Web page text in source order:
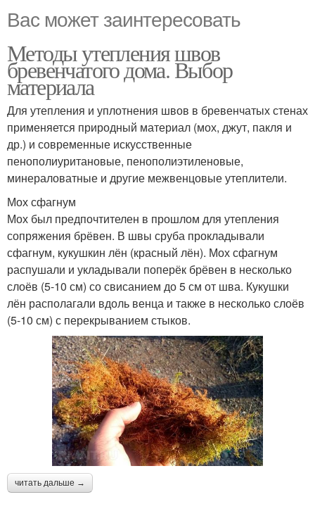
Вас может заинтересовать
Методы утепления швов
бревенчатого дома. Выбор
материала
Для утепления и уплотнения швов в бревенчатых стенах
применяется природный материал (мох, джут, пакля и
др.) и современные искусственные
пенополиуритановые, пенополиэтиленовые,
минераловатные и другие межвенцовые утеплители.
Мох сфагнум
Мох был предпочтителен в прошлом для утепления
сопряжения брёвен. В швы сруба прокладывали
сфагнум, кукушкин лён (красный лён). Мох сфагнум
распушали и укладывали поперёк брёвен в несколько
слоёв (5-10 см) со свисанием до 5 см от шва. Кукушки
лён располагали вдоль венца и также в несколько слоёв
(5-10 см) с перекрыванием стыков.
читать дальше →